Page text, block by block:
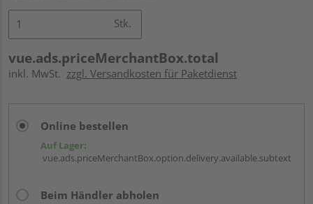
Stk.
vue.ads.priceMerchantBox.total
inkl. MwSt. zzgl. Versandkosten für Paketdienst
Online bestellen
Auf Lager:
vue.ads.priceMerchantBox.option.delivery.available.subtext
Beim Händler abholen